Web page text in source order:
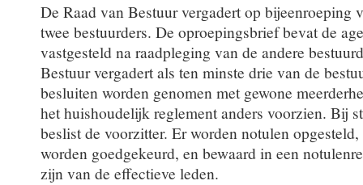
De Raad van Bestuur vergadert op bijeenroeping
twee bestuurders. De oproepingsbrief bevat de
vastgesteld na raadpleging van de andere
Bestuur vergadert als ten minste drie van de
besluiten worden genomen met gewone
het huishoudelijk reglement anders voorzien. Bij
beslist de voorzitter. Er worden notulen
worden goedgekeurd, en bewaard in een
zijn van de effectieve leden.